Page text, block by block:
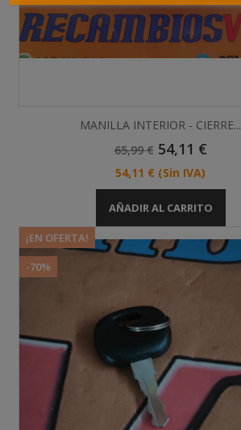
MANILLA INTERIOR - CIERRE...
Precio
65,99 € Precio
54,11 €
Precio
54,11 € (Sin IVA)
AÑADIR AL CARRITO
¡EN OFERTA!
-70%